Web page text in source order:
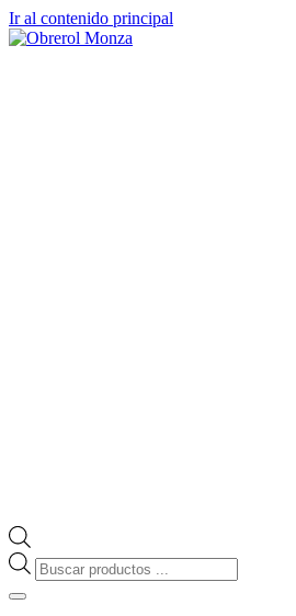
Ir al contenido principal
Búsqueda
de